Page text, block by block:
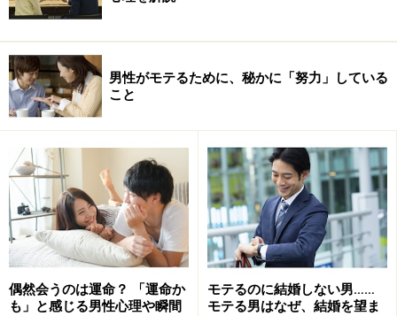
男性がモテるために、秘かに「努力」している
こと
偶然会うのは運命？ 「運命か
も」と感じる男性心理や瞬間
モテるのに結婚しない男……
モテる男はなぜ、結婚を望ま